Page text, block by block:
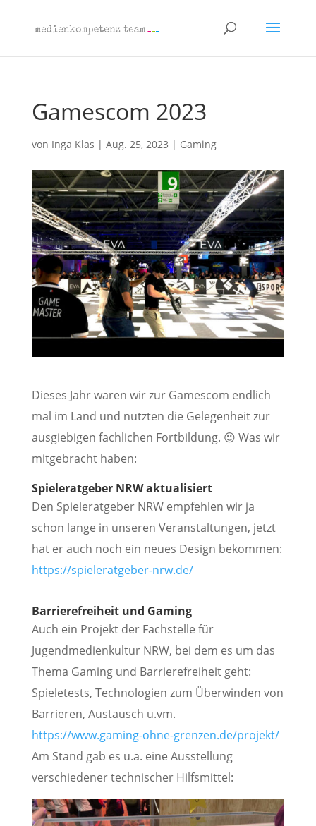
Gamescom 2023
von Inga Klas | Aug. 25, 2023 | Gaming
Dieses Jahr waren wir zur Gamescom endlich
mal im Land und nutzten die Gelegenheit zur
ausgiebigen fachlichen Fortbildung. 😉 Was wir
mitgebracht haben:
Spieleratgeber NRW aktualisiert
Den Spieleratgeber NRW empfehlen wir ja
schon lange in unseren Veranstaltungen, jetzt
hat er auch noch ein neues Design bekommen:
https://spieleratgeber-nrw.de/
Barrierefreiheit und Gaming
Auch ein Projekt der Fachstelle für
Jugendmedienkultur NRW, bei dem es um das
Thema Gaming und Barrierefreiheit geht:
Spieletests, Technologien zum Überwinden von
Barrieren, Austausch u.vm.
https://www.gaming-ohne-grenzen.de/projekt/
Am Stand gab es u.a. eine Ausstellung
verschiedener technischer Hilfsmittel: